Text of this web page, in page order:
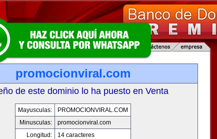
promocionviral.com
de este dominio lo ha puesto en Venta
Mayusculas:
PROMOCIONVIRAL.COM
Minusculas:
promocionviral.com
Longitud:
14 caracteres